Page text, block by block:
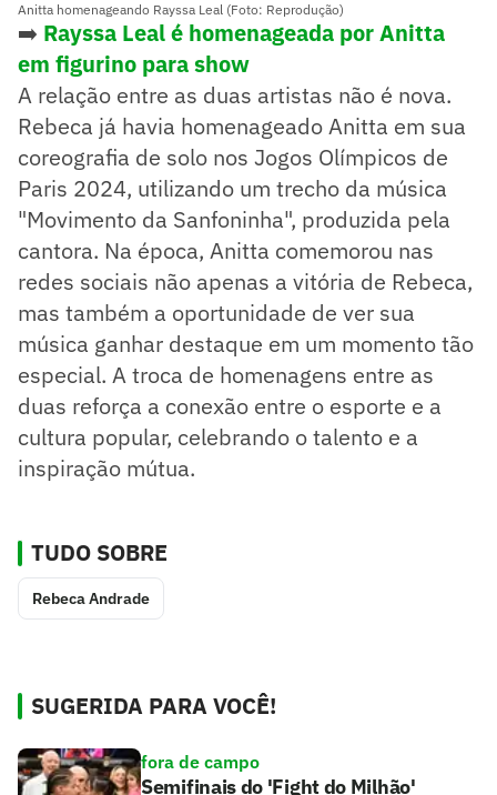
Anitta homenageando Rayssa Leal (Foto: Reprodução)
➡️ Rayssa Leal é homenageada por Anitta
em figurino para show
A relação entre as duas artistas não é nova.
Rebeca já havia homenageado Anitta em sua
coreografia de solo nos Jogos Olímpicos de
Paris 2024, utilizando um trecho da música
"Movimento da Sanfoninha", produzida pela
cantora. Na época, Anitta comemorou nas
redes sociais não apenas a vitória de Rebeca,
mas também a oportunidade de ver sua
música ganhar destaque em um momento tão
especial. A troca de homenagens entre as
duas reforça a conexão entre o esporte e a
cultura popular, celebrando o talento e a
inspiração mútua.
TUDO SOBRE
Rebeca Andrade
SUGERIDA PARA VOCÊ!
fora de campo
Semifinais do 'Fight do Milhão'